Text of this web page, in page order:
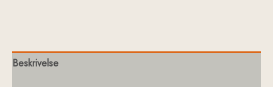
Beskrivelse